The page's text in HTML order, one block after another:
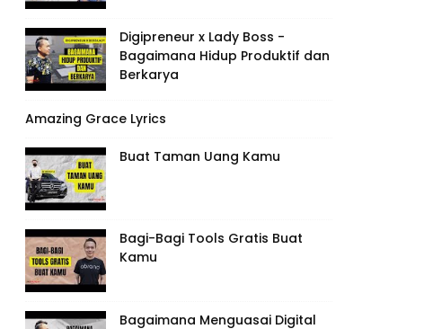
Digipreneur x Lady Boss -
Bagaimana Hidup Produktif dan
Berkarya
Amazing Grace Lyrics
Buat Taman Uang Kamu
Bagi-Bagi Tools Gratis Buat
Kamu
Bagaimana Menguasai Digital